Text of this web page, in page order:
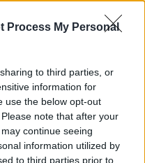
Process My Personal
to third parties, or
information for
use the below opt-out
note that after your
continue seeing
information utilized by
to third parties prior to
su di essi per almeno
in contatto con il
di infezione.
dell’Organizzazione